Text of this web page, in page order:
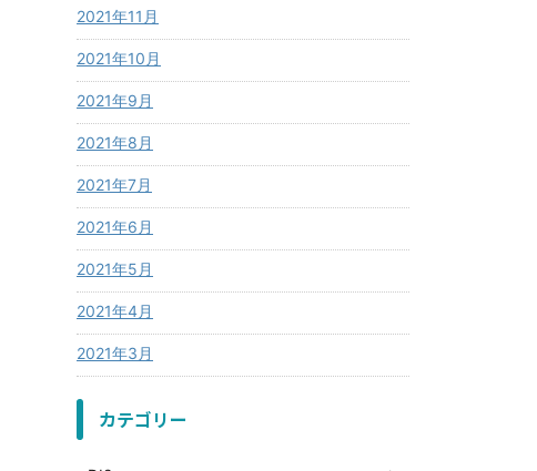
2021年11月
2021年10月
2021年9月
2021年8月
2021年7月
2021年6月
2021年5月
2021年4月
2021年3月
カテゴリー